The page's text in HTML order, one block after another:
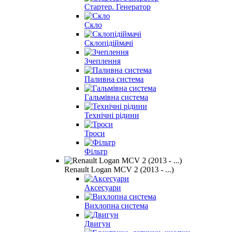
Стартер. Генератор
Скло
Склопідіймачі
Зчеплення
Паливна система
Гальмівна система
Технічні рідини
Троси
Фільтр
Renault Logan MCV 2 (2013 - ...)
Аксесуари
Вихлопна система
Двигун